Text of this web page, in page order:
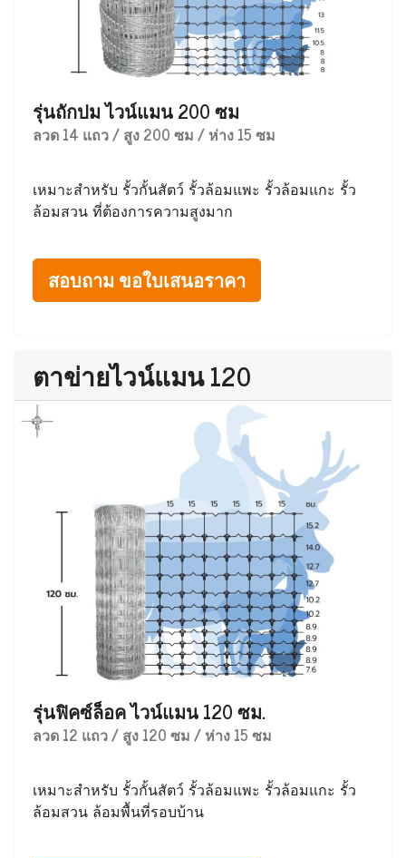
รุ่นถักปม ไวน์แมน 200 ซม
ลวด 14 แถว / สูง 200 ซม / ห่าง 15 ซม
เหมาะสำหรับ รั้วกั้นสัตว์ รั้วล้อมแพะ รั้วล้อมแกะ รั้ว
ล้อมสวน ที่ต้องการความสูงมาก
สอบถาม ขอใบเสนอราคา
ตาข่ายไวน์แมน 120
รุ่นฟิคซ์ล็อค ไวน์แมน 120 ซม.
ลวด 12 แถว / สูง 120 ซม / ห่าง 15 ซม
เหมาะสำหรับ รั้วกั้นสัตว์ รั้วล้อมแพะ รั้วล้อมแกะ รั้ว
ล้อมสวน ล้อมพื้นที่รอบบ้าน